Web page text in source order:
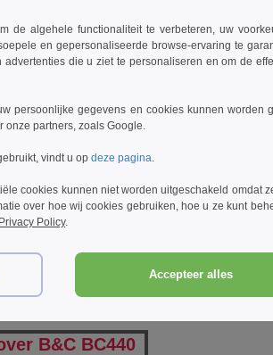
W1
Russell JZ566 - Stretch
€16.99
€24.50
-31% €11.99
B&C BC440
de algehele functionaliteit te verbeteren, uw
en gepersonaliseerde browse-ervaring te
die u ziet te personaliseren en om de
persoonlijke gegevens en cookies kunnen worden
onze partners, zoals Google.
vindt u op deze pagina.
cookies kunnen niet worden uitgeschakeld omdat
over hoe wij cookies gebruiken, hoe u ze kunt
Privacy Policy.
Accepteer alles